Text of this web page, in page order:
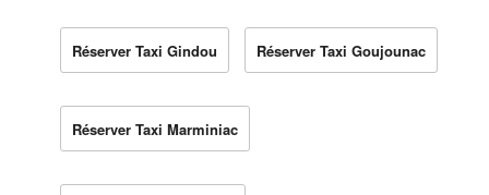
Réserver Taxi Gindou Réserver Taxi Goujounac
Réserver Taxi Marminiac